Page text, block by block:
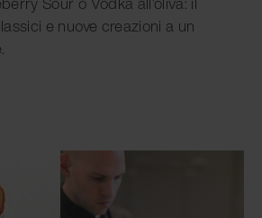
e nuove creazioni a un